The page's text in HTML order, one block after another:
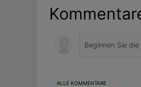
ALLE KOMMENTARE